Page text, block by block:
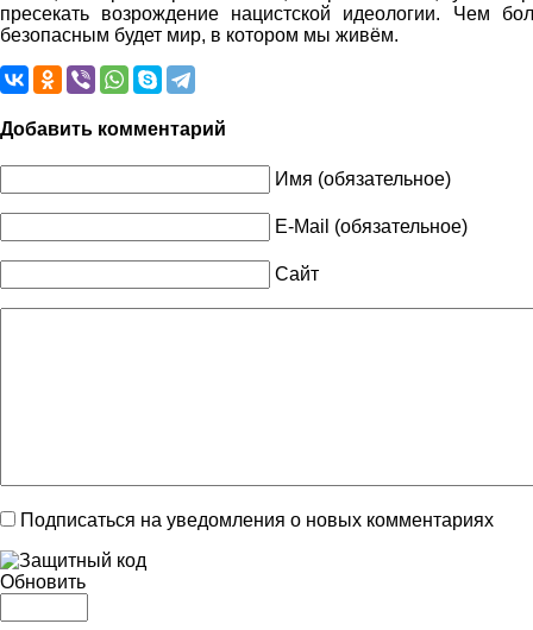
пресекать возрождение нацистской идеологии. Чем
безопасным будет мир, в котором мы живём.
Добавить комментарий
Имя (обязательное)
E-Mail (обязательное)
Сайт
Подписаться на уведомления о новых комментариях
Обновить